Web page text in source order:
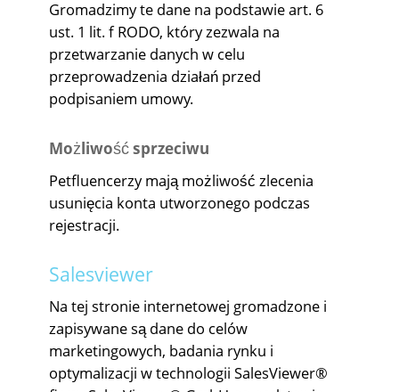
Gromadzimy te dane na podstawie art. 6
ust. 1 lit. f RODO, który zezwala na
przetwarzanie danych w celu
przeprowadzenia działań przed
podpisaniem umowy.
Możliwość sprzeciwu
Petfluencerzy mają możliwość zlecenia
usunięcia konta utworzonego podczas
rejestracji.
Salesviewer
Na tej stronie internetowej gromadzone i
zapisywane są dane do celów
marketingowych, badania rynku i
optymalizacji w technologii SalesViewer®